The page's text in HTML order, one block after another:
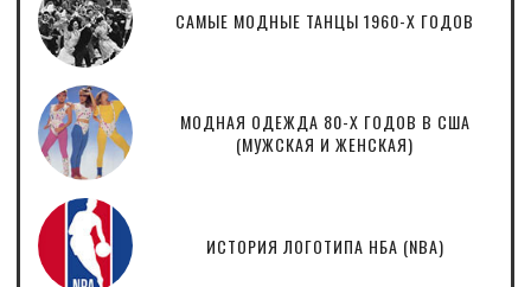
САМЫЕ МОДНЫЕ ТАНЦЫ 1960-Х ГОДОВ
МОДНАЯ ОДЕЖДА 80-Х ГОДОВ В США
(МУЖСКАЯ И ЖЕНСКАЯ)
ИСТОРИЯ ЛОГОТИПА НБА (NBA)